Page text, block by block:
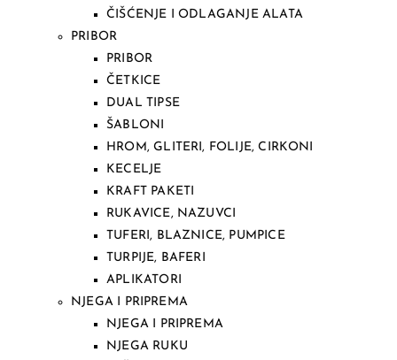
ČIŠĆENJE I ODLAGANJE ALATA
PRIBOR
PRIBOR
ČETKICE
DUAL TIPSE
ŠABLONI
HROM, GLITERI, FOLIJE, CIRKONI
KECELJE
KRAFT PAKETI
RUKAVICE, NAZUVCI
TUFERI, BLAZNICE, PUMPICE
TURPIJE, BAFERI
APLIKATORI
NJEGA I PRIPREMA
NJEGA I PRIPREMA
NJEGA RUKU